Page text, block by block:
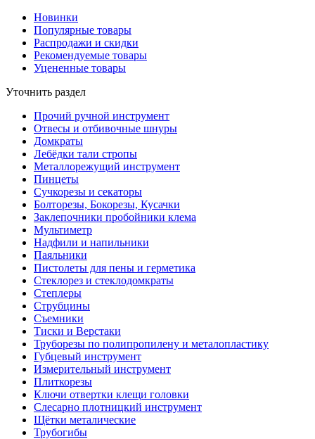
Новинки
Популярные товары
Распродажи и скидки
Рекомендуемые товары
Уцененные товары
Уточнить раздел
Прочий ручной инструмент
Отвесы и отбивочные шнуры
Домкраты
Лебёдки тали стропы
Металлорежущий инструмент
Пинцеты
Сучкорезы и секаторы
Болторезы, Бокорезы, Кусачки
Заклепочники пробойники клема
Мультиметр
Надфили и напильники
Паяльники
Пистолеты для пены и герметика
Стеклорез и стеклодомкраты
Степлеры
Струбцины
Съемники
Тиски и Верстаки
Труборезы по полипропилену и металопластику
Губцевый инструмент
Измерительный инструмент
Плиткорезы
Ключи отвертки клещи головки
Слесарно плотницкий инструмент
Щётки металические
Трубогибы